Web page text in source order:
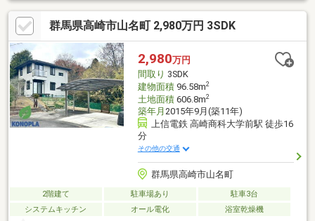
ます！内覧時に、無料相談・お見積りも物件ごとに作成可能！！
オウチ探しも、リフォームも一緒に相談できます！＼弊社には、
『きつね隊』・『ゴリラ隊』という無料かけつけサービスの仕組
みが、整っています♪／住んでからのお家トラブル、緊急対応も承
っております♪お家のこと、すべて木ノ葉プランニングにお任せく
ださい＾＾
群馬県高崎市山名町 2,980万円 3SDK
2,980万円
間取り 3SDK
建物面積96.58m2
土地面積606.8m2
築年月 2015年9月(築11年)
上信電鉄 高崎商科大学前駅 徒歩16
分
その他の交通
群馬県高崎市山名町
2階建て 駐車場あり
駐車3台
システムキッチン
オール電化 浴室乾燥機